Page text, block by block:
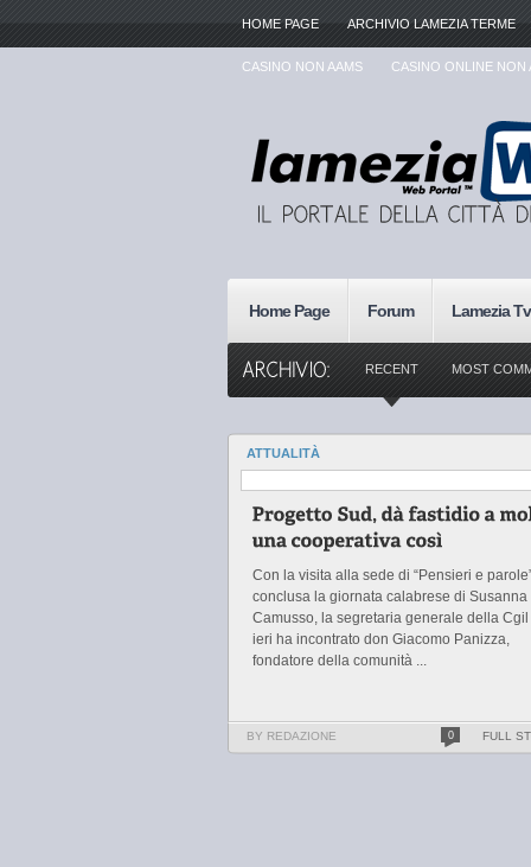
HOME PAGE ARCHIVIO LAMEZIA TERME
CASINO NON AAMS CASINO ONLINE NON
Home Page Forum Lamezia Tv
RECENT MOST
ATTUALITÀ
Con la visita alla sede di “Pensieri e
conclusa la giornata calabrese di Susanna
Camusso, la segretaria generale della Cgil
ieri ha incontrato don Giacomo Panizza,
fondatore della comunità ...
BY REDAZIONE 0 FULL